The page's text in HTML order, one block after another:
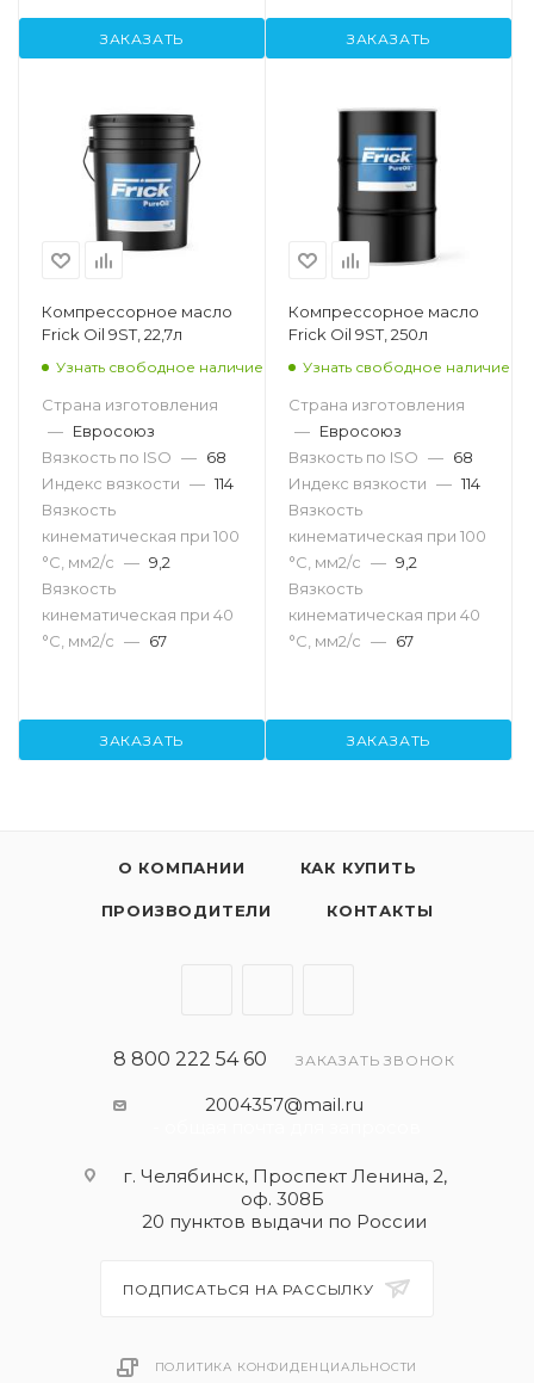
ЗАКАЗАТЬ ЗАКАЗАТЬ
Компрессорное масло
Frick Oil 9ST, 22,7л
Узнать свободное наличие
Страна изготовления
— Евросоюз
Вязкость по ISO — 68
Индекс вязкости — 114
Вязкость
кинематическая при 100
°С, мм2/с — 9,2
Вязкость
кинематическая при 40
°С, мм2/с — 67
ЗАКАЗАТЬ
Компрессорное масло
Frick Oil 9ST, 250л
Узнать свободное наличие
Страна изготовления
— Евросоюз
Вязкость по ISO — 68
Индекс вязкости — 114
Вязкость
кинематическая при 100
°С, мм2/с — 9,2
Вязкость
кинематическая при 40
°С, мм2/с — 67
ЗАКАЗАТЬ
О КОМПАНИИ КАК КУПИТЬ
ПРОИЗВОДИТЕЛИ КОНТАКТЫ
8 800 222 54 60 ЗАКАЗАТЬ ЗВОНОК
2004357@mail.ru
г. Челябинск, Проспект Ленина, 2,
оф. 308Б
20 пунктов выдачи по России
ПОДПИСАТЬСЯ НА РАССЫЛКУ
ПОЛИТИКА КОНФИДЕНЦИАЛЬНОСТИ